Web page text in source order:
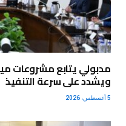
مدبولي يتابع مشروعات
ويشدد على سرعة التنفيذ
5 أغسطس، 2026